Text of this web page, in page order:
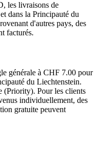
les livraisons de
dans la Principauté du
d'autres pays, des
facturés.
générale à CHF 7.00 pour
du Liechtenstein.
(Priority). Pour les clients
individuellement, des
gratuite peuvent